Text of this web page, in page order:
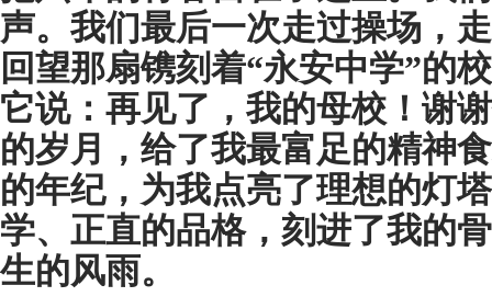
声。我们最后一次走过操场，
回望那扇镌刻着“永安中学”的
它说：再见了，我的母校！谢
的岁月，给了我最富足的精神
的年纪，为我点亮了理想的灯
学、正直的品格，刻进了我的
生的风雨。